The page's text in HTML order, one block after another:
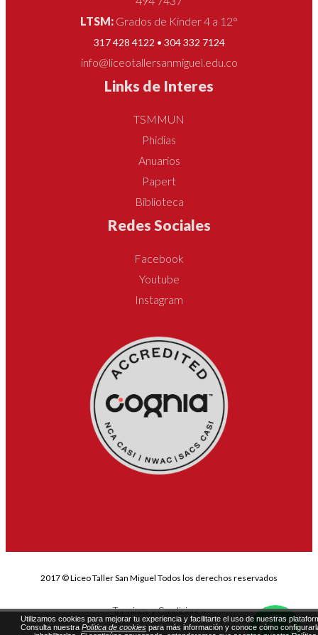
LTSM: Grados de Kínder 4 a 12°
317 428 4122 • 304 332 7124
info@liceotallersanmiguel.edu.co
Links de Interes
TSMMUN
Phidias
Anuarios
Papert
Biblioteca
Redes Sociales
Facebook
Youtube
Instagram
2017 © Liceo Taller San Miguel Todos los derechos reservados
Terminos y Condiciones
Utilizamos cookies para mejorar tu experiencia y facilitarte el uso de nuestras
Consulta nuestra Política de cookies para más información y conoce cómo